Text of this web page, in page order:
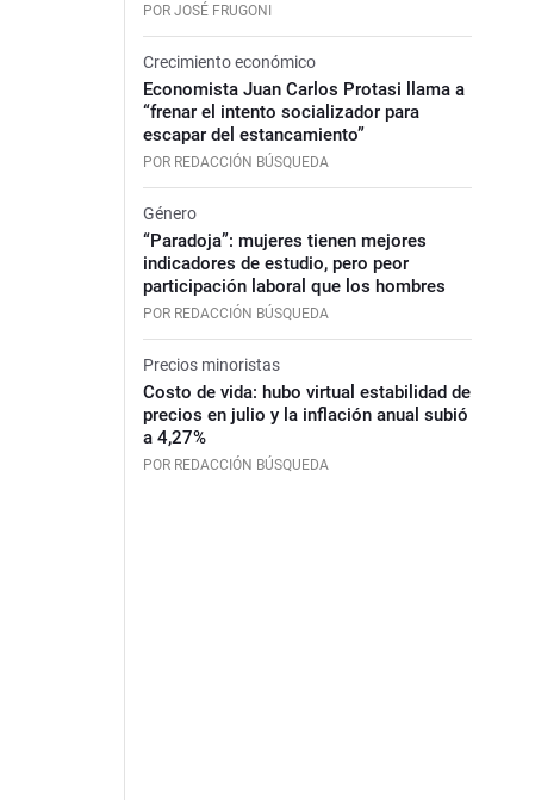
POR JOSÉ FRUGONI
Crecimiento económico
Economista Juan Carlos Protasi llama a
“frenar el intento socializador para
escapar del estancamiento”
POR REDACCIÓN BÚSQUEDA
Género
“Paradoja”: mujeres tienen mejores
indicadores de estudio, pero peor
participación laboral que los hombres
POR REDACCIÓN BÚSQUEDA
Precios minoristas
Costo de vida: hubo virtual estabilidad de
precios en julio y la inflación anual subió
a 4,27%
POR REDACCIÓN BÚSQUEDA